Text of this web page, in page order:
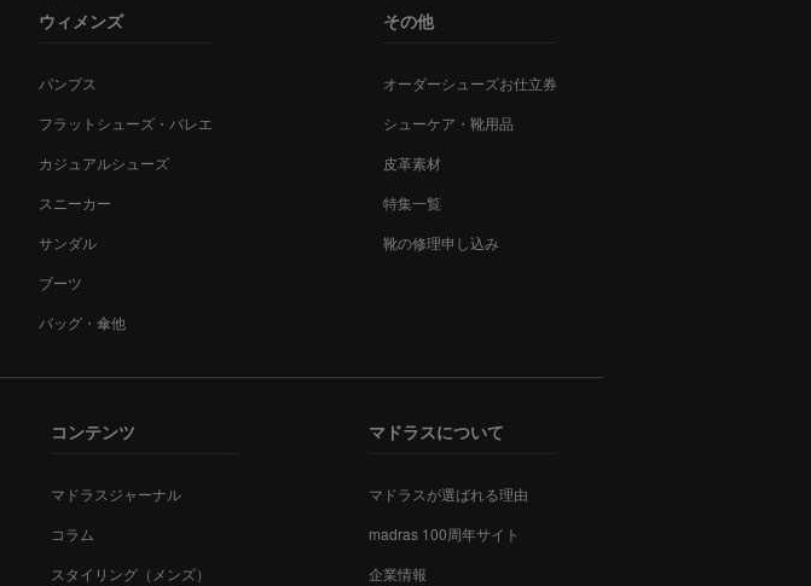
ウィメンズ
パンプス
フラットシューズ・バレエ
カジュアルシューズ
スニーカー
サンダル
ブーツ
バッグ・傘他
その他
オーダーシューズお仕立券
シューケア・靴用品
皮革素材
特集一覧
靴の修理申し込み
コンテンツ
マドラスジャーナル
コラム
スタイリング（メンズ）
マドラスについて
マドラスが選ばれる理由
madras 100周年サイト
企業情報